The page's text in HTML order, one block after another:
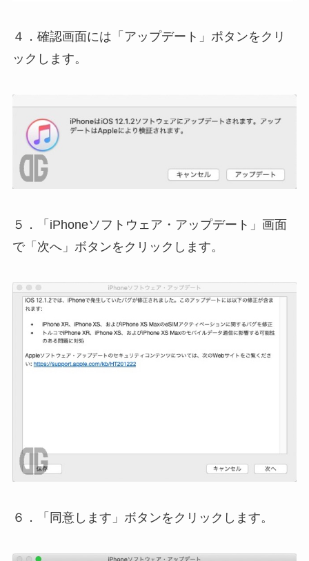
４．確認画面には「アップデート」ポタンをクリ
ックします。
５．「iPhoneソフトウェア・アップデート」画面
で「次へ」ボタンをクリックします。
６．「同意します」ボタンをクリックします。